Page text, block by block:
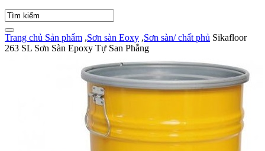
Trang chủ Sản phẩm ,Sơn sàn Eoxy ,Sơn sàn/ chất phủ Sikafloor
263 SL Sơn Sàn Epoxy Tự San Phẳng